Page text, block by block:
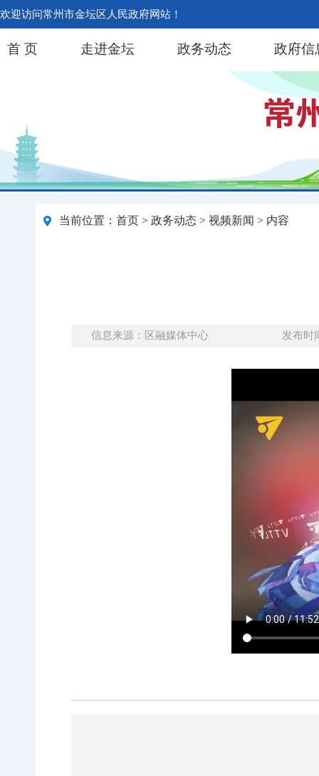
欢迎访问常州市金坛区人民政府网站！
首 页 走进金坛 政务动态 政府信
当前位置： 首页 > 政务动态 > 视频新闻 > 内容
信息来源：区融媒体中心 发布时